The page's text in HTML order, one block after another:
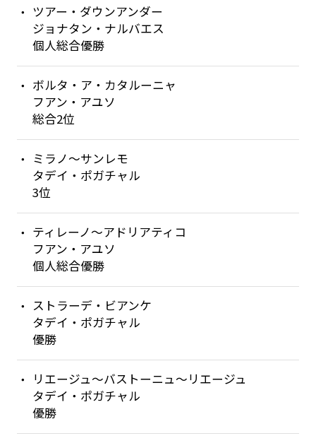
ツアー・ダウンアンダー
ジョナタン・ナルバエス
個人総合優勝
ボルタ・ア・カタルーニャ
フアン・アユソ
総合2位
ミラノ〜サンレモ
タデイ・ポガチャル
3位
ティレーノ〜アドリアティコ
フアン・アユソ
個人総合優勝
ストラーデ・ビアンケ
タデイ・ポガチャル
優勝
リエージュ〜バストーニュ〜リエージュ
タデイ・ポガチャル
優勝